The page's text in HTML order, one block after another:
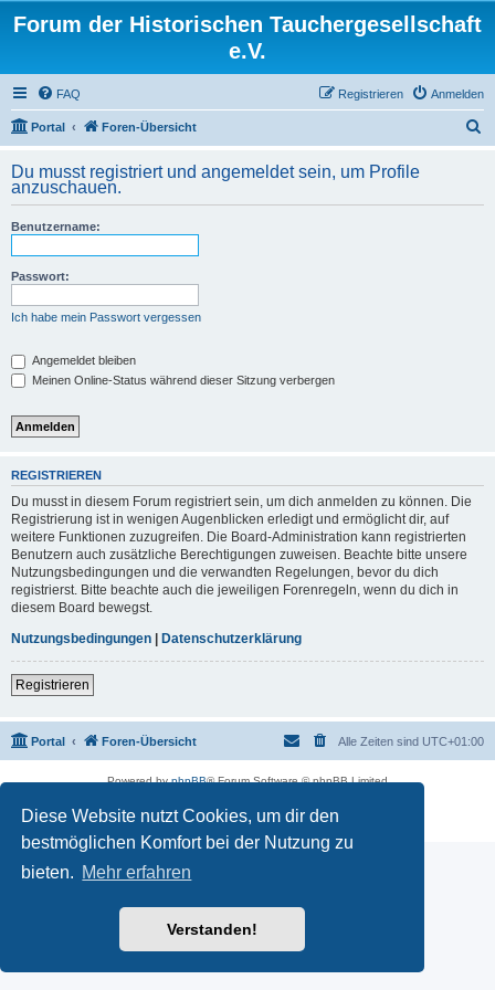
Diese Website nutzt Cookies, um dir den
bestmöglichen Komfort bei der Nutzung zu
bieten. Mehr erfahren
Verstanden!
Forum der Historischen Tauchergesellschaft
e.V.
FAQ Anmelden
Registrieren
Portal Foren-Übersicht
h
Du musst registriert und angemeldet sein, um Profile
anzuschauen.
Benutzername:
Passwort:
Ich habe mein Passwort vergessen
Angemeldet bleiben
Meinen Online-Status während dieser Sitzung verbergen
REGISTRIEREN
Du musst in diesem Forum registriert sein, um dich anmelden zu können. Die
Registrierung ist in wenigen Augenblicken erledigt und ermöglicht dir, auf
weitere Funktionen zuzugreifen. Die Board-Administration kann registrierten
Benutzern auch zusätzliche Berechtigungen zuweisen. Beachte bitte unsere
Nutzungsbedingungen und die verwandten Regelungen, bevor du dich
registrierst. Bitte beachte auch die jeweiligen Forenregeln, wenn du dich in
diesem Board bewegst.
Nutzungsbedingungen | Datenschutzerklärung
Registrieren
Portal Foren-Übersicht Alle Zeiten sind UTC+01:00
Powered byphpBB® Forum Software © phpBB Limited
Datenschutz|Nutzungsbedingungen